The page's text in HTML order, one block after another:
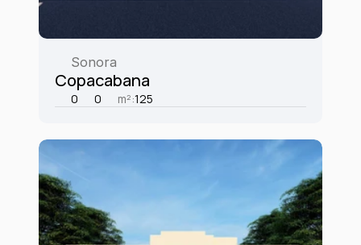
Sonora
Copacabana
0 0 m²:125